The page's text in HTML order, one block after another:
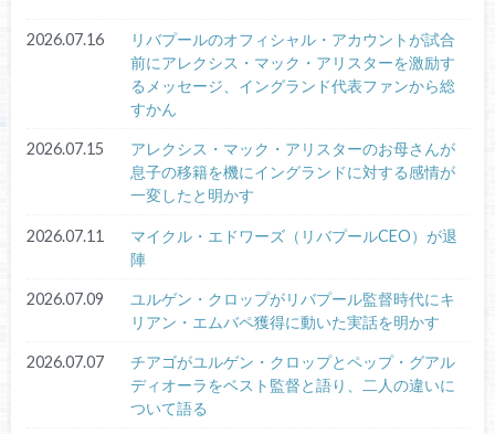
2026.07.16
リバプールのオフィシャル・アカウントが試合
前にアレクシス・マック・アリスターを激励す
るメッセージ、イングランド代表ファンから総
すかん
2026.07.15
アレクシス・マック・アリスターのお母さんが
息子の移籍を機にイングランドに対する感情が
一変したと明かす
2026.07.11
マイクル・エドワーズ（リバプールCEO）が退
陣
2026.07.09
ユルゲン・クロップがリバプール監督時代にキ
リアン・エムバペ獲得に動いた実話を明かす
2026.07.07
チアゴがユルゲン・クロップとペップ・グアル
ディオーラをベスト監督と語り、二人の違いに
ついて語る